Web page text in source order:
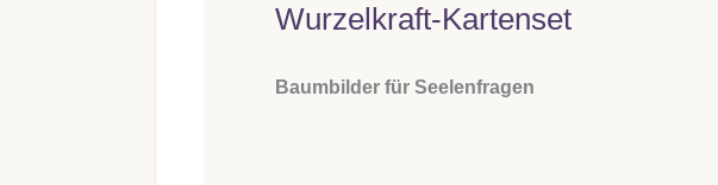
h
e
n
Wurzelkraft-Kartenset
Baumbilder für Seelenfragen